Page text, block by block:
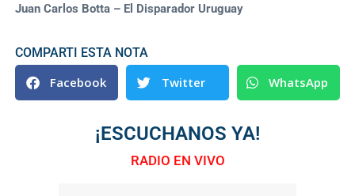
Juan Carlos Botta – El Disparador Uruguay
COMPARTI ESTA NOTA
Facebook Twitter WhatsApp
¡ESCUCHANOS YA!
RADIO EN VIVO